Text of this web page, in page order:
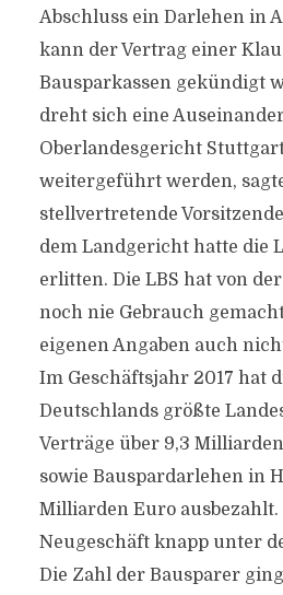
Abschluss ein Darlehen in
kann der Vertrag einer
Bausparkassen gekündigt
dreht sich eine
Oberlandesgericht
weitergeführt werden,
stellvertretende
dem Landgericht hatte die
erlitten. Die LBS hat von
noch nie Gebrauch
eigenen Angaben auch
Im Geschäftsjahr 2017 hat
Deutschlands größte
Verträge über 9,3
sowie Bauspardarlehen in
Milliarden Euro ausbezahlt.
Neugeschäft knapp unter
Die Zahl der Bausparer